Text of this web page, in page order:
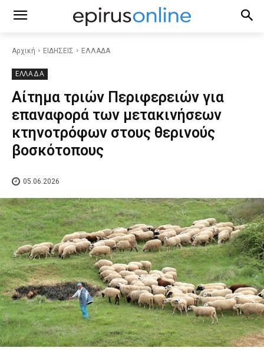
Αρχική ΕΙΔΗΣΕΙΣ ΕΛΛΑΔΑ
ΕΛΛΑΔΑ
Αίτημα τριών Περιφερειών για
επαναφορά των μετακινήσεων
κτηνοτρόφων στους θερινούς
βοσκότοπους
05.06.2026